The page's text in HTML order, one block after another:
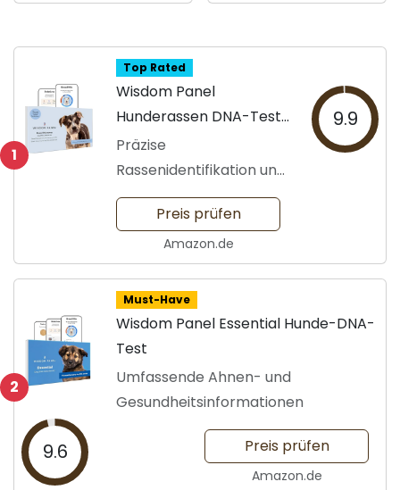
1
Top Rated
Wisdom Panel
Hunderassen DNA-Test-
Kit
Präzise
Rassenidentifikation und
Gesundheitsanalyse
9.9
Preis prüfen
Amazon.de
2
Must-Have
Wisdom Panel Essential Hunde-DNA-
Test
Umfassende Ahnen- und
Gesundheitsinformationen
9.6 Preis prüfen
Amazon.de